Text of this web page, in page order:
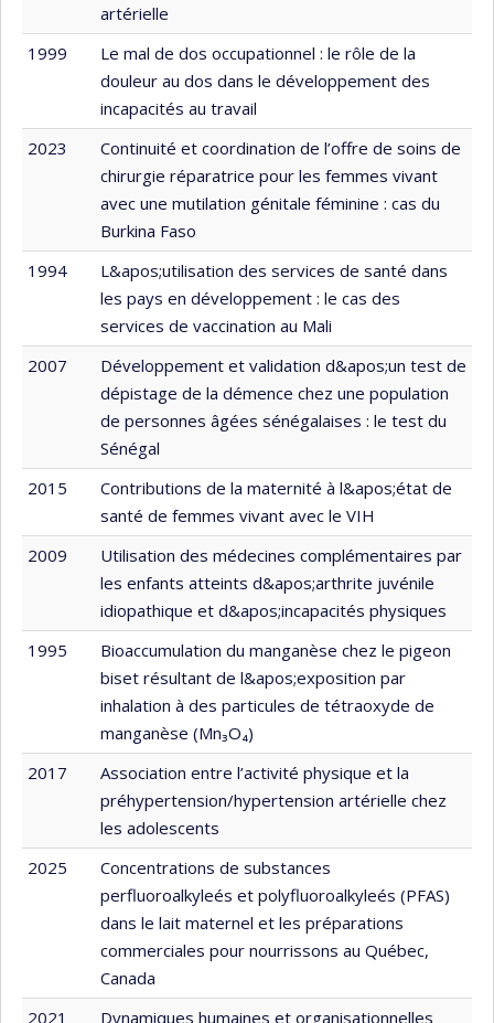
artérielle
1999
Le mal de dos occupationnel : le rôle de la
douleur au dos dans le développement des
incapacités au travail
2023
Continuité et coordination de l’offre de soins de
chirurgie réparatrice pour les femmes vivant
avec une mutilation génitale féminine : cas du
Burkina Faso
1994
L&apos;utilisation des services de santé dans
les pays en développement : le cas des
services de vaccination au Mali
2007
Développement et validation d&apos;un test de
dépistage de la démence chez une population
de personnes âgées sénégalaises : le test du
Sénégal
2015
Contributions de la maternité à l&apos;état de
santé de femmes vivant avec le VIH
2009
Utilisation des médecines complémentaires par
les enfants atteints d&apos;arthrite juvénile
idiopathique et d&apos;incapacités physiques
1995
Bioaccumulation du manganèse chez le pigeon
biset résultant de l&apos;exposition par
inhalation à des particules de tétraoxyde de
manganèse (Mn₃O₄)
2017
Association entre l’activité physique et la
préhypertension/hypertension artérielle chez
les adolescents
2025
Concentrations de substances
perfluoroalkyleés et polyfluoroalkyleés (PFAS)
dans le lait maternel et les préparations
commerciales pour nourrissons au Québec,
Canada
2021
Dynamiques humaines et organisationnelles